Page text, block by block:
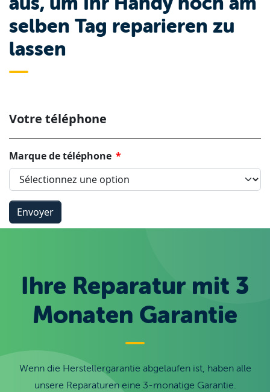
selben Tag reparieren zu
lassen
Ihre Reparatur mit 3
Monaten Garantie
Wenn die Herstellergarantie abgelaufen ist, haben alle
unsere Reparaturen eine 3-monatige Garantie.